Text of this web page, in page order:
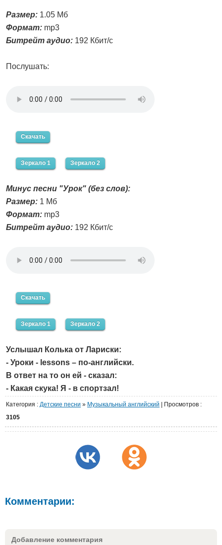
Размер: 1.05 Мб
Формат: mp3
Битрейт аудио: 192 Кбит/с
Послушать:
Скачать
Зеркало 1 Зеркало 2
Минус песни "Урок" (без слов):
Размер: 1 Мб
Формат: mp3
Битрейт аудио: 192 Кбит/с
Скачать
Зеркало 1 Зеркало 2
Услышал Колька от Лариски:
- Уроки - lessons – по-английски.
В ответ на то он ей - сказал:
- Какая скука! Я - в спортзал!
Категория : Детские песни » Музыкальный английский Просмотров :
3105
Комментарии:
Добавление комментария